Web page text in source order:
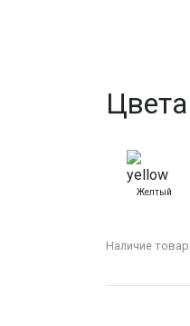
Цвета
Желтый
Наличие